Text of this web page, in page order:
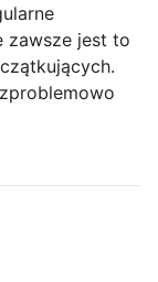
zawsze jest to